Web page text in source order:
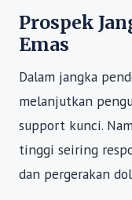
Prospek
Emas
Dalam jangka
melanjutkan
support kunci.
tinggi seiring
dan pergerakan